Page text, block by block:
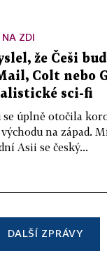
ZDI
že Češi
Colt nebo
sci-fi
se úplně otočila
na západ.
Asii se český...
DALŠÍ ZPRÁVY